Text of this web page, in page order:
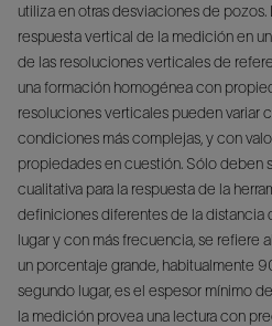
utiliza en otras desviaciones de
respuesta vertical de la medición en
de las resoluciones verticales de
una formación homogénea con
resoluciones verticales pueden variar
condiciones más complejas, y con
propiedades en cuestión. Sólo deben
cualitativa para la respuesta de la
definiciones diferentes de la distancia
lugar y con más frecuencia, se refiere
un porcentaje grande, habitualmente
segundo lugar, es el espesor mínimo
la medición provea una lectura con